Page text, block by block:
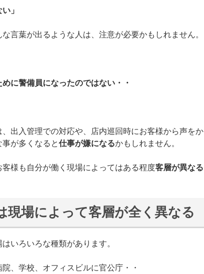
」
言葉が出るような人は、注意が必要かもしれません。
に警備員になったのではない・・
、出入管理での対応や、店内巡回時にお客様から声をか
が多くなると仕事が嫌になるかもしれません。
客様も自分が働く現場によってはある程度客層が異なる
現場によって客層が全く異なる
いろいろな種類があります。
、学校、オフィスビルに官公庁・・